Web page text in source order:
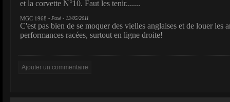
et la corvette N°10. Faut les tenir.......
MGC 1968 - Paxé - 13/05/2011
C'est pas bien de se moquer des vielles anglaises et de louer les
performances racées, surtout en ligne droite!